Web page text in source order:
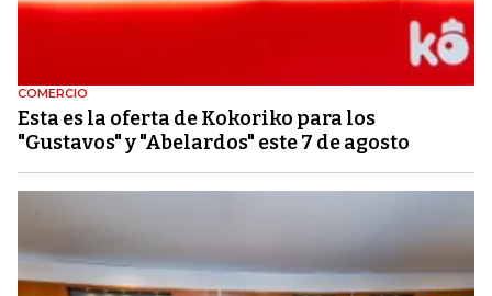
COMERCIO
Esta es la oferta de Kokoriko para los
"Gustavos" y "Abelardos" este 7 de agosto